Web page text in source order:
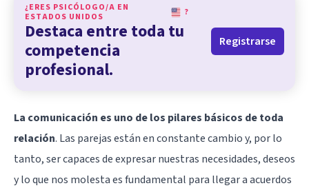
¿ERES PSICÓLOGO/A EN
ESTADOS UNIDOS
?
Destaca entre toda tu
competencia
profesional.
Registrarse
La comunicación es uno de los pilares básicos de toda
relación. Las parejas están en constante cambio y, por lo
tanto, ser capaces de expresar nuestras necesidades, deseos
y lo que nos molesta es fundamental para llegar a acuerdos